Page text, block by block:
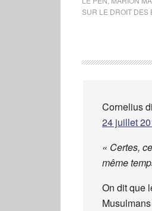
SUR LE DROIT DES
Cornelius
24 juillet
« Certes,
même
On dit que